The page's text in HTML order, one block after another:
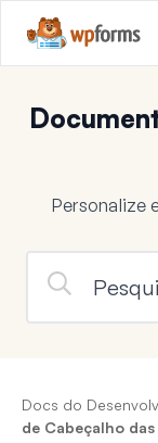
Personalize
Docs do
de Cabeçalho